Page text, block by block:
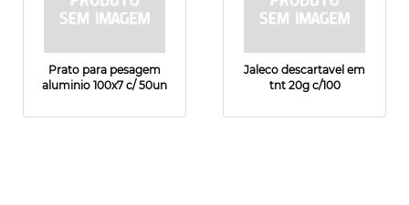
Prato para pesagem
aluminio 100x7 c/ 50un
Jaleco descartavel em
tnt 20g c/100